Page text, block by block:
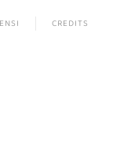
CREDITS